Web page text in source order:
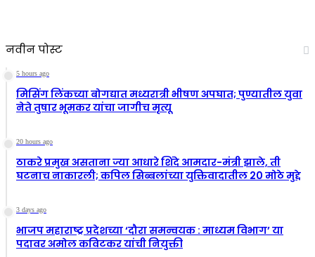
नवीन पोस्ट
5 hours ago
मिसिंग लिंकच्या बोगद्यात मध्यरात्री भीषण अपघात; पुण्यातील युवा
नेते तुषार भूमकर यांचा जागीच मृत्यू
20 hours ago
ठाकरे प्रमुख असताना ज्या आधारे शिंदे आमदार-मंत्री झाले, ती
घटनाच नाकारली; कपिल सिब्बलांच्या युक्तिवादातील 20 मोठे मुद्दे
3 days ago
भाजप महाराष्ट्र प्रदेशच्या ‘दौरा समन्वयक : माध्यम विभाग’ या
पदावर अमोल कविटकर यांची नियुक्ती